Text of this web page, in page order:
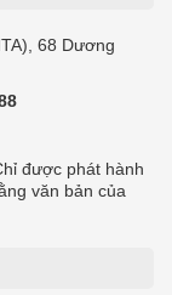
68 Dương
được phát hành
văn bản của